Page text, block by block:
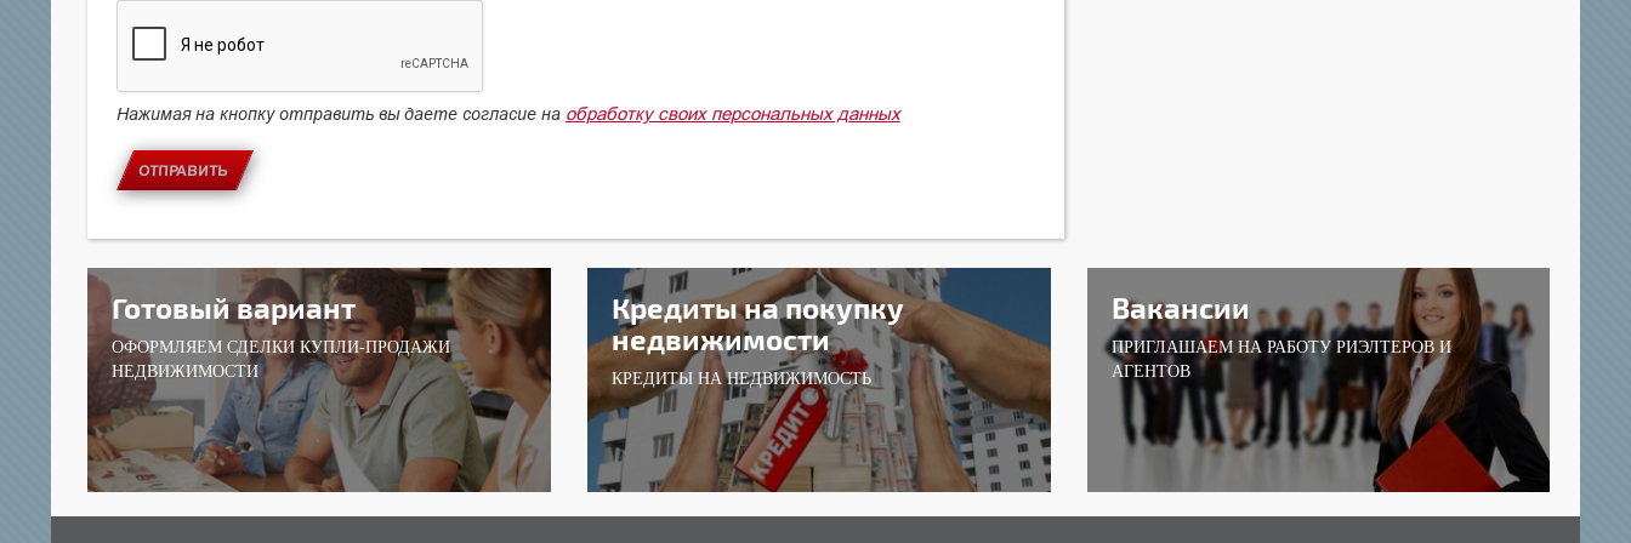
Нажимая на кнопку отправить вы даете согласие на обработку своих персональных данных
ОТПРАВИТЬ
Готовый вариант
ОФОРМЛЯЕМ СДЕЛКИ КУПЛИ-ПРОДАЖИ
НЕДВИЖИМОСТИ
Кредиты на покупку
недвижимости
КРЕДИТЫ НА НЕДВИЖИМОСТЬ
Вакансии
ПРИГЛАШАЕМ НА РАБОТУ РИЭЛТЕРОВ И
АГЕНТОВ